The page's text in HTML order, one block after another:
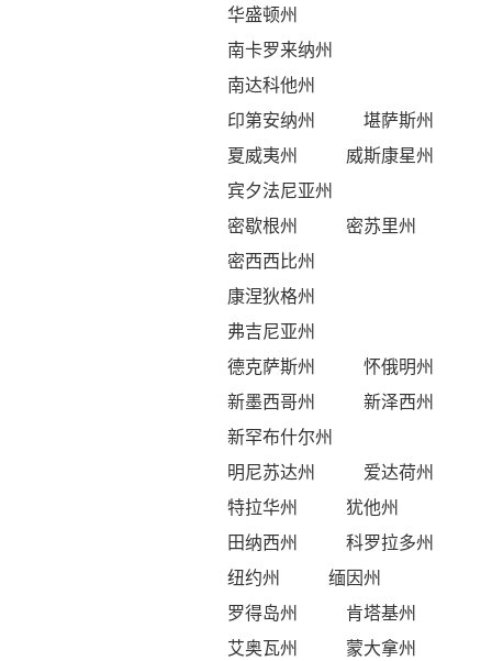
华盛顿州
南卡罗来纳州
南达科他州
印第安纳州
堪萨斯州
夏威夷州
威斯康星州
宾夕法尼亚州
密歇根州
密苏里州
密西西比州
康涅狄格州
弗吉尼亚州
德克萨斯州
怀俄明州
新墨西哥州
新泽西州
新罕布什尔州
明尼苏达州
爱达荷州
特拉华州
犹他州
田纳西州
科罗拉多州
纽约州
缅因州
罗得岛州
肯塔基州
艾奥瓦州
蒙大拿州